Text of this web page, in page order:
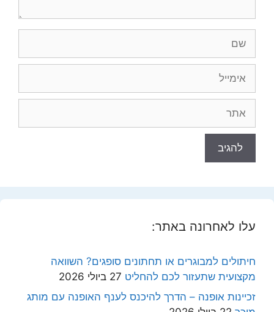
עלו לאחרונה באתר:
חיתולים למבוגרים או תחתונים סופגים? השוואה
מקצועית שתעזור לכם להחליט 27 ביולי 2026
זכיינות אופנה – הדרך להיכנס לענף האופנה עם מותג